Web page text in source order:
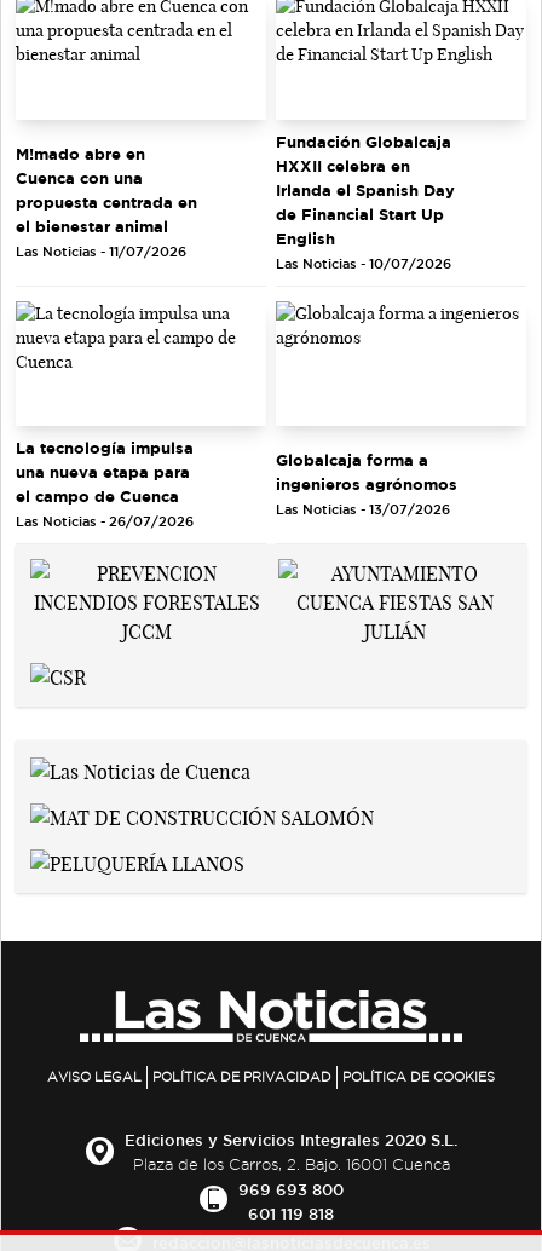
M!mado abre en
Cuenca con una
propuesta centrada en
el bienestar animal
Las Noticias - 11/07/2026
Fundación Globalcaja
HXXII celebra en
Irlanda el Spanish Day
de Financial Start Up
English
Las Noticias - 10/07/2026
La tecnología impulsa
una nueva etapa para
el campo de Cuenca
Las Noticias - 26/07/2026
Globalcaja forma a
ingenieros agrónomos
Las Noticias - 13/07/2026
AVISO LEGAL POLÍTICA DE PRIVACIDAD POLÍTICA DE COOKIES
Ediciones y Servicios Integrales 2020 S.L.
Plaza de los Carros, 2. Bajo. 16001 Cuenca
969 693 800
601 119 818